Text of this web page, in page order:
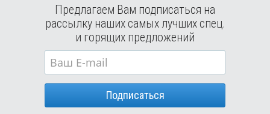
Туры в Россию в августе
Туры в Мексику в августе
Туры в Кубу в августе
Туры вДоминиканская Республика
Туры в Грецию в августе
Туры в Мальдивы в августе
Предлагаем Вам подписаться на
рассылку наших самых лучших спец.
и горящих предложений
Подписаться